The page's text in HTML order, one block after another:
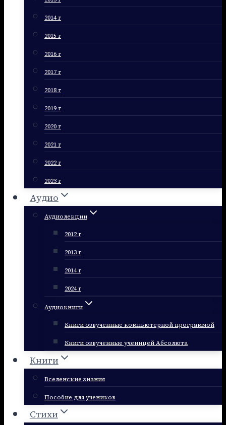
2014 г
2015 г
2016 г
2017 г
2018 г
2019 г
2020 г
2021 г
2022 г
2023 г
Аудио
Аудиолекции
2012 г
2013 г
2014 г
2024 г
Аудиокниги
Книги озвученные компьютерной программой
Книги озвученные ученицей Абсолюта
Книги
Вселенские знания
Пособие для учеников
Стихи